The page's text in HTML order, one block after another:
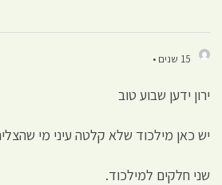
15 שנים •
ירון ידען שבוע טוב
יש כאן מילכוד שלא קלטה עיני מי
שני חלקים למילכוד.